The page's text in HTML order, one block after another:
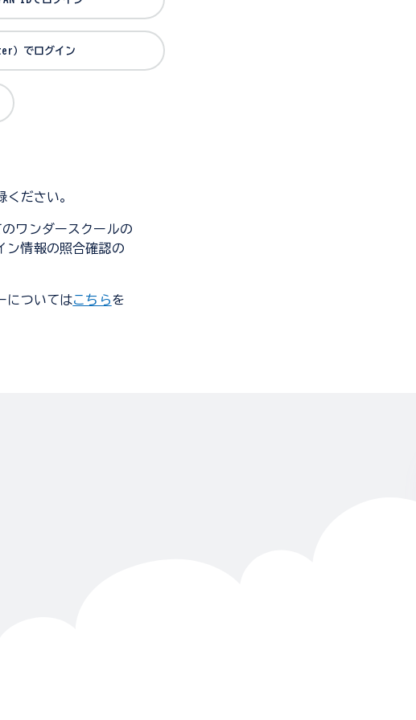
）でログイン
ください。
ワンダースクールの
ン情報の照合確認の
についてはこちらを